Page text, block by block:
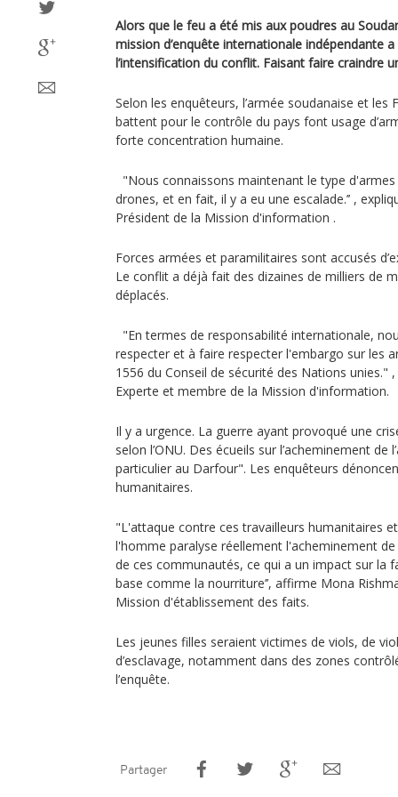
Alors que le feu a été mis aux poudres au
mission d’enquête internationale indépendante
l’intensification du conflit. Faisant faire craindre
Selon les enquêteurs, l’armée soudanaise et les
battent pour le contrôle du pays font usage
forte concentration humaine.
"Nous connaissons maintenant le type
drones, et en fait, il y a eu une escalade.’’ ,
Président de la Mission d'information .
Forces armées et paramilitaires sont accusés
Le conflit a déjà fait des dizaines de milliers de
déplacés.
"En termes de responsabilité internationale,
respecter et à faire respecter l'embargo sur les
1556 du Conseil de sécurité des Nations unies."
Experte et membre de la Mission d'information.
Il y a urgence. La guerre ayant provoqué une
selon l’ONU. Des écueils sur l’acheminement
particulier au Darfour". Les enquêteurs
humanitaires.
"L'attaque contre ces travailleurs humanitaires
l'homme paralyse réellement l'acheminement
de ces communautés, ce qui a un impact sur la
base comme la nourriture’’, affirme Mona
Mission d'établissement des faits.
Les jeunes filles seraient victimes de viols, de
d’esclavage, notamment dans des zones
l’enquête.
Partager